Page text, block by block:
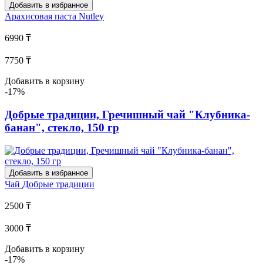
Добавить в избранное
Арахисовая паста Nutley
6990 ₸
7750 ₸
Добавить в корзину
-17%
Добрые традиции, Гречишный чай "Клубника-
банан", стекло, 150 гр
Добавить в избранное
Чай Добрые традиции
2500 ₸
3000 ₸
Добавить в корзину
-17%